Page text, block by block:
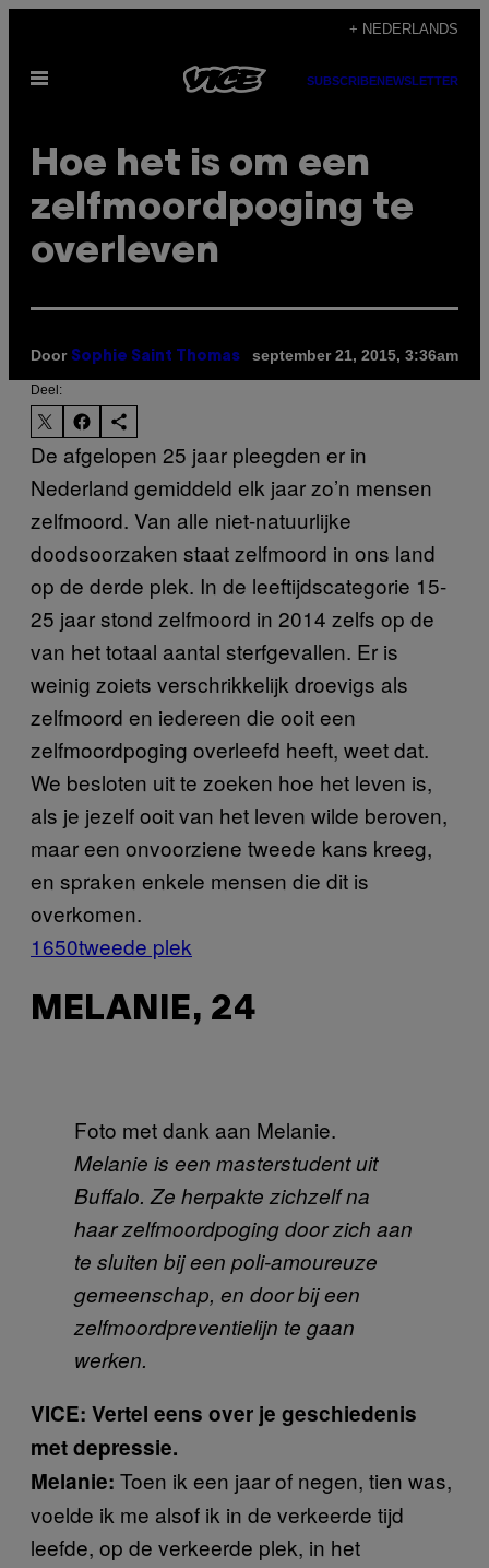
de
+ NEDERLANDS
Open
SUBSCRIBENEWSLETTER
Hoe het is om een
zelfmoordpoging te
overleven
Door Sophie Saint Thomas september 21, 2015, 3:36am
Deel:
De afgelopen 25 jaar pleegden er in
Nederland gemiddeld elk jaar zo’n mensen
zelfmoord. Van alle niet-natuurlijke
doodsoorzaken staat zelfmoord in ons land
op de derde plek. In de leeftijdscategorie 15-
25 jaar stond zelfmoord in 2014 zelfs op de
van het totaal aantal sterfgevallen. Er is
weinig zoiets verschrikkelijk droevigs als
zelfmoord en iedereen die ooit een
zelfmoordpoging overleefd heeft, weet dat.
We besloten uit te zoeken hoe het leven is,
als je jezelf ooit van het leven wilde beroven,
maar een onvoorziene tweede kans kreeg,
en spraken enkele mensen die dit is
overkomen.
1650tweede plek
MELANIE, 24
Foto met dank aan Melanie.
Melanie is een masterstudent uit
Buffalo. Ze herpakte zichzelf na
haar zelfmoordpoging door zich aan
te sluiten bij een poli-amoureuze
gemeenschap, en door bij een
zelfmoordpreventielijn te gaan
werken.
VICE: Vertel eens over je geschiedenis
met depressie.
Melanie: Toen ik een jaar of negen, tien was,
voelde ik me alsof ik in de verkeerde tijd
leefde, op de verkeerde plek, in het